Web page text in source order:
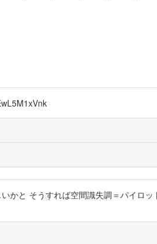
かと そうすれば空間識失調＝パイロ